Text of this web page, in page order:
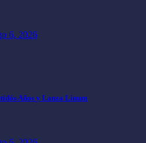
6, 2026
Años y Lanza Linum